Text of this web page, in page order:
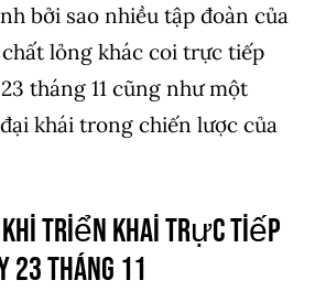
bởi sao nhiều tập đoàn của
lỏng khác coi trực tiếp
tháng 11 cũng như một
khái trong chiến lược của
khi triển khai trực tiếp
23 tháng 11